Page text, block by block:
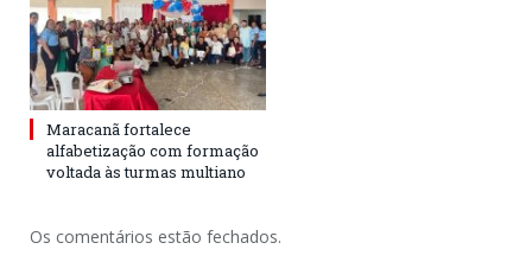
Maracanã fortalece
alfabetização com formação
voltada às turmas multiano
Os comentários estão fechados.